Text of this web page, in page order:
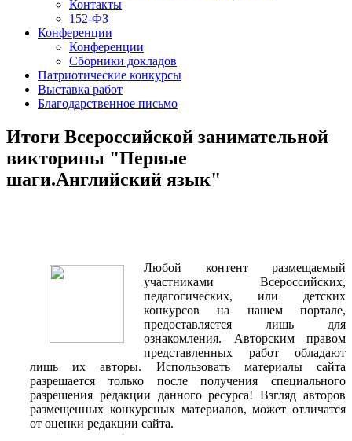
Контакты
152-ФЗ
Конференции
Конференции
Сборники докладов
Патриотические конкурсы
Выставка работ
Благодарственное письмо
Итоги Всероссийской занимательной
викторины "Первые
шаги.Английский язык"
Любой контент размещаемый
участниками Всероссийских,
педагогических, или детских
конкурсов на нашем портале,
предоставляется лишь для
ознакомления. Авторским правом
представленных работ обладают
лишь их авторы. Использовать материалы сайта
разрешается только после получения специального
разрешения редакции данного ресурса! Взгляд авторов
размещенных конкурсных материалов, может отличатся
от оценки редакции сайта.